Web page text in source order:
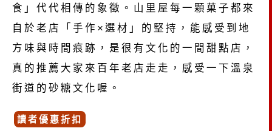
食」代代相傳的象徵。山里屋每一顆菓子都來
自於老店「手作×選材」的堅持，能感受到地
方味與時間痕跡，是很有文化的一間甜點店，
真的推薦大家來百年老店走走，感受一下溫泉
街道的砂糖文化喔。
讀者優惠折扣